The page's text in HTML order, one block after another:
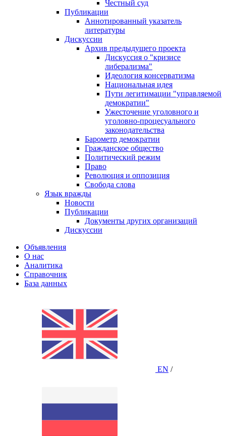
Честный суд
Публикации
Аннотированный указатель
литературы
Дискуссии
Архив предыдущего проекта
Дискуссия о "кризисе
либерализма"
Идеология консерватизма
Национальная идея
Пути легитимации "управляемой
демократии"
Ужесточение уголовного и
уголовно-процесуального
законодательства
Барометр демократии
Гражданское общество
Политический режим
Право
Революция и оппозиция
Свобода слова
Язык вражды
Новости
Публикации
Документы других организаций
Дискуссии
Объявления
О нас
Аналитика
Справочник
База данных
EN /